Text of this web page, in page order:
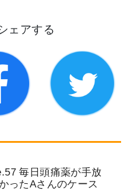
ェアする
毎日頭痛薬が手放
ったAさんのケース